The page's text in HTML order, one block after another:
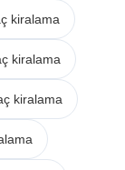
kiralama
kiralama
kiralama